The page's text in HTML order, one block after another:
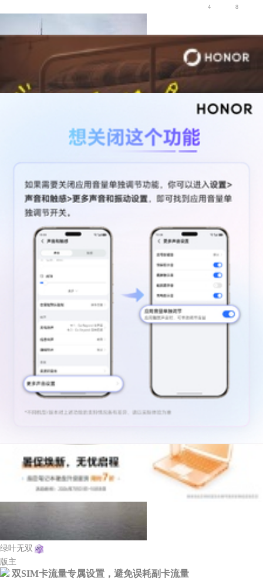
4 8
全新形态手机
荣耀Magic8系列
绿叶无双
版主
双SIM卡流量专属设置，避免误耗副卡流量